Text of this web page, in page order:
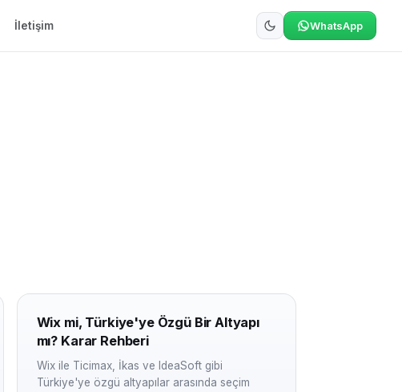
İletişim WhatsApp
Wix mi, Türkiye'ye Özgü Bir Altyapı
mı? Karar Rehberi
Wix ile Ticimax, İkas ve IdeaSoft gibi
Türkiye'ye özgü altyapılar arasında seçim